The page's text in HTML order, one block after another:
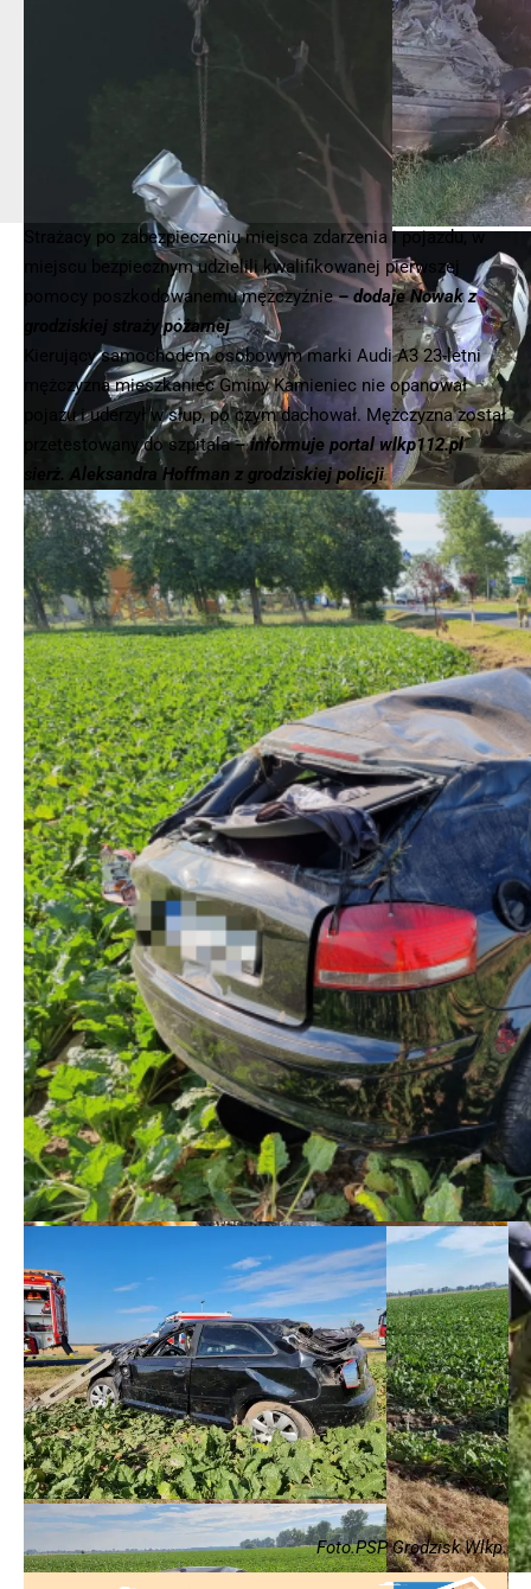
Foto. OSP Cedry Wielkie
Strażacy po zabezpieczeniu miejsca zdarzenia i pojazdu, w
miejscu bezpiecznym udzielili kwalifikowanej pierwszej
pomocy poszkodowanemu mężczyźnie– dodaje Nowak z
grodziskiej straży pożarnej
Kierujący samochodem osobowym marki Audi A3 23-letni
mężczyzna mieszkaniec Gminy Kamieniec nie opanował
pojazu i uderzył w słup, po czym dachował. Mężczyzna został
przetestowany do szpitala– informuje portal wlkp112.pl
sierż. Aleksandra Hoffman z grodziskiej policji
Foto.PSP Grodzisk Wlkp.